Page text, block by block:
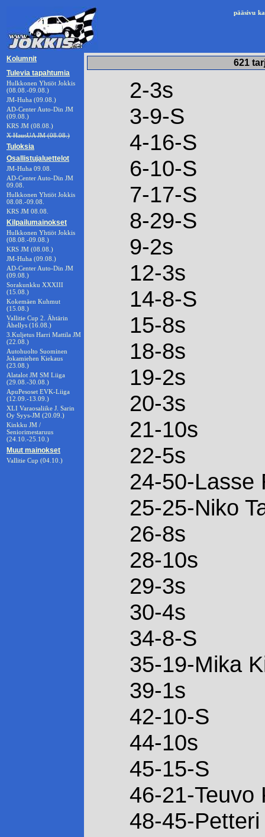
pääsivu
Kolumnit
Tulevia tapahtumia
Hulkkonen Yhtiöt Jokkis
(08.08.-09.08.)
JM-Huha (09.08.)
AD-Center Auto-Din JM
(09.08.)
KRS JM (08.08.)
X HausUA JM (08.08.)
Tuloksia
Osallistujaluettelot
JM-Huha 09.08.
AD-Center Auto-Din JM
09.08.
Hulkkonen Yhtiöt Jokkis
08.08.-09.08.
KRS JM 08.08.
Kilpailumainokset
Hulkkonen Yhtiöt Jokkis
(08.08.-09.08.)
KRS JM (08.08.)
JM-Huha (09.08.)
AD-Center Auto-Din JM
(09.08.)
Sorakunkku XXXIII
(15.08.)
Kokemäen Kuhmut
(15.08.)
Vallitie Cup 2. Ähtärin
Ähellys (16.08.)
3.Kuljetus Harri Mattila JM
(22.08.)
Autohuolto Suominen
Jokamiehen Kiekaus
(23.08.)
Alatalot JM SM Liiga
(29.08.-30.08.)
ApuPesoset EVK-Liiga
(12.09.-13.09.)
XLI Varaosaliike J. Sarin
Oy Syys-JM (20.09.)
Kinkku JM /
Seniorimestaruus
(24.10.-25.10.)
Muut mainokset
Vallitie Cup (04.10.)
621
2-3s
3-9-S
4-16-S
6-10-S
7-17-S
8-29-S
9-2s
12-3s
14-8-S
15-8s
18-8s
19-2s
20-3s
21-10s
22-5s
24-50-Lasse
25-25-Niko
26-8s
28-10s
29-3s
30-4s
34-8-S
35-19-Mika
39-1s
42-10-S
44-10s
45-15-S
46-21-Teuvo
48-45-